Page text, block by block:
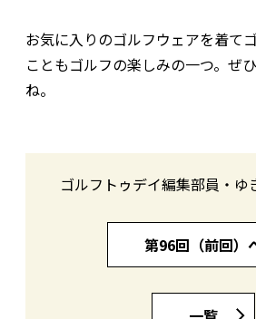
お気に入りのゴルフウェアを着て
こともゴルフの楽しみの一つ。ぜ
ね。
ゴルフトゥデイ編集部員・
第96回（前回）